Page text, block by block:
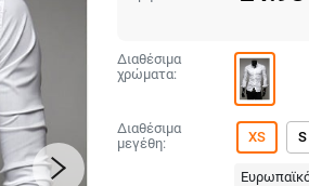
Διαθέσιμα
χρώματα:
Διαθέσιμα
μεγέθη:
XS S